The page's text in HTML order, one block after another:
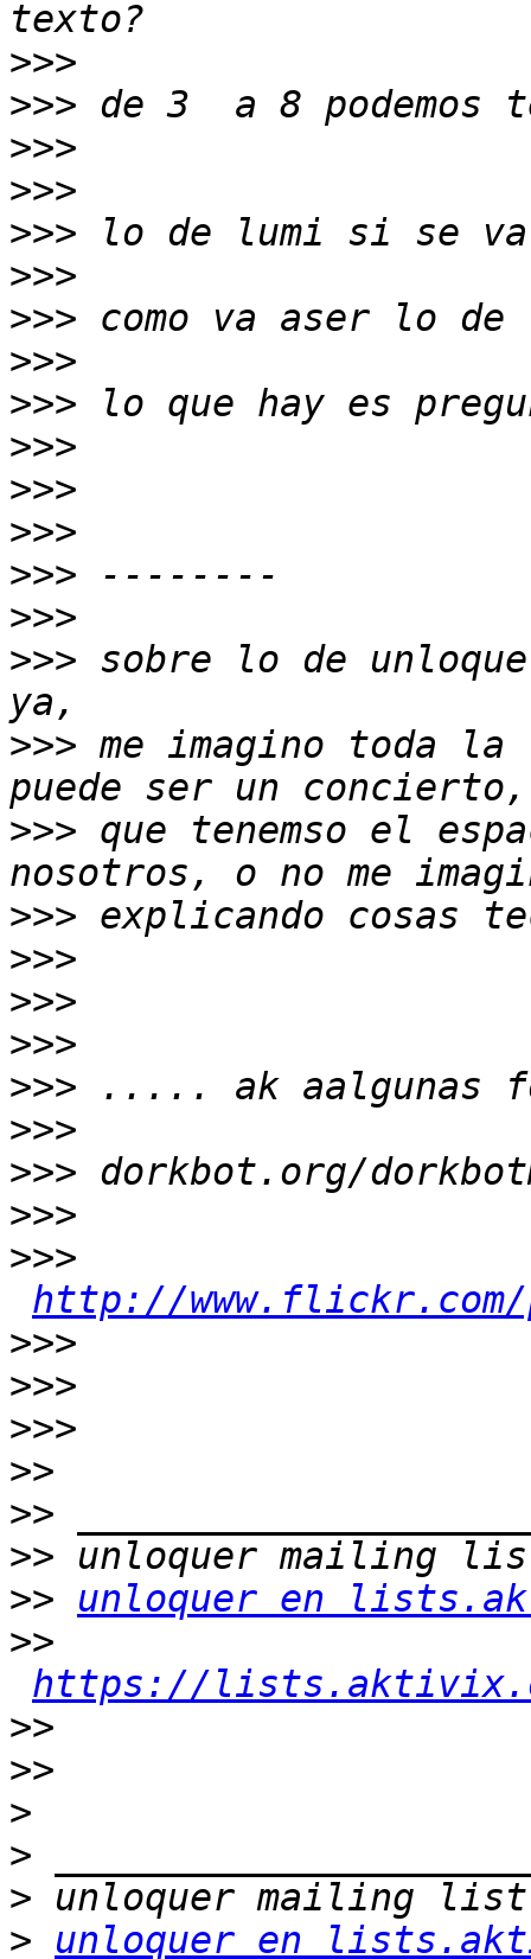
>>>
>>>
>>>
>>>
>>>
>>>
>>>
>>>
>>>
>>>
>>>
>>>
>>>
>>>
>>> sobre lo de
>>> me imagino toda la
>>> que tenemso el
>>>
>>>
>>>
>>>
>>>
>>>
>>>
>>>
>>>
http://www.flickr.com/
>>>
>>>
>>>
>>
>>
>>
>>
unloquer en
>>
https://
>>
>>
>
>
>
>
unloquer en